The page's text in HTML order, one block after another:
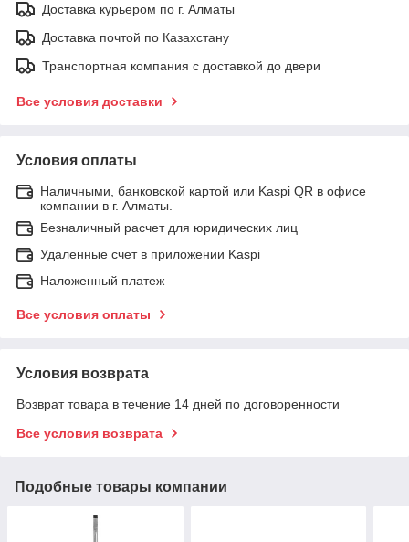
Доставка курьером по г. Алматы
Доставка почтой по Казахстану
Транспортная компания с доставкой до двери
Все условия доставки
Условия оплаты
Наличными, банковской картой или Kaspi QR в офисе
компании в г. Алматы.
Безналичный расчет для юридических лиц
Удаленные счет в приложении Kaspi
Наложенный платеж
Все условия оплаты
Условия возврата
Возврат товара в течение 14 дней по договоренности
Все условия возврата
Подобные товары компании